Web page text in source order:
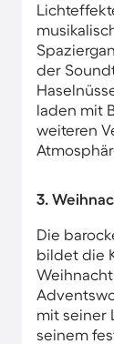
der
laden mit
weiteren
3.
Die
bildet die
mit seiner
seinem